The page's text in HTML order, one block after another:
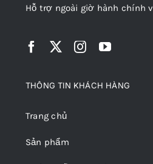
Hỗ trợ ngoài giờ hành chính
THÔNG TIN KHÁCH HÀNG
Trang chủ
Sản phẩm